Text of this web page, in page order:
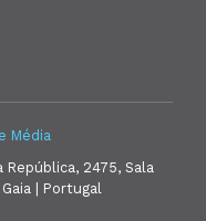
Média
República, 2475, Sala
| Portugal